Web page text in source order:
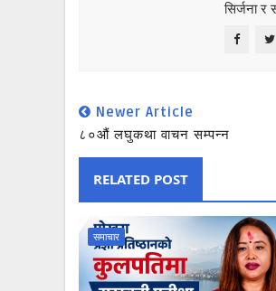
सिर्जना
Newer Article
८०औं लघुकथा वाचन सम्पन्न
RELATED POST
समाचार